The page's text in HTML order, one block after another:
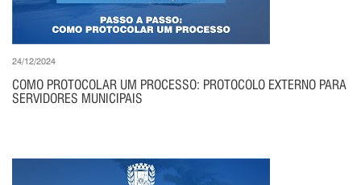
24/12/2024
COMO PROTOCOLAR UM PROCESSO: PROTOCOLO EXTERNO PARA
SERVIDORES MUNICIPAIS